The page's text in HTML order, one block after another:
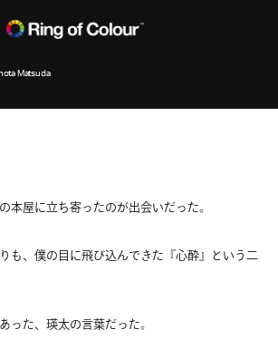
Matsuda
本屋に立ち寄ったのが出会いだった。
も、僕の目に飛び込んできた『心酔』という二
った、瑛太の言葉だった。